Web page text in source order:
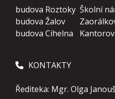
budova Roztoky Školní
budova Žalov
budova Cihelna
KONTAKTY
Řediteka: Mgr. Olga